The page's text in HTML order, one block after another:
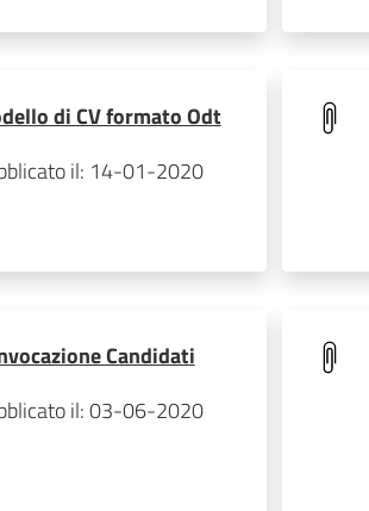
di CV formato Odt
il: 14-01-2020
Candidati
il: 03-06-2020